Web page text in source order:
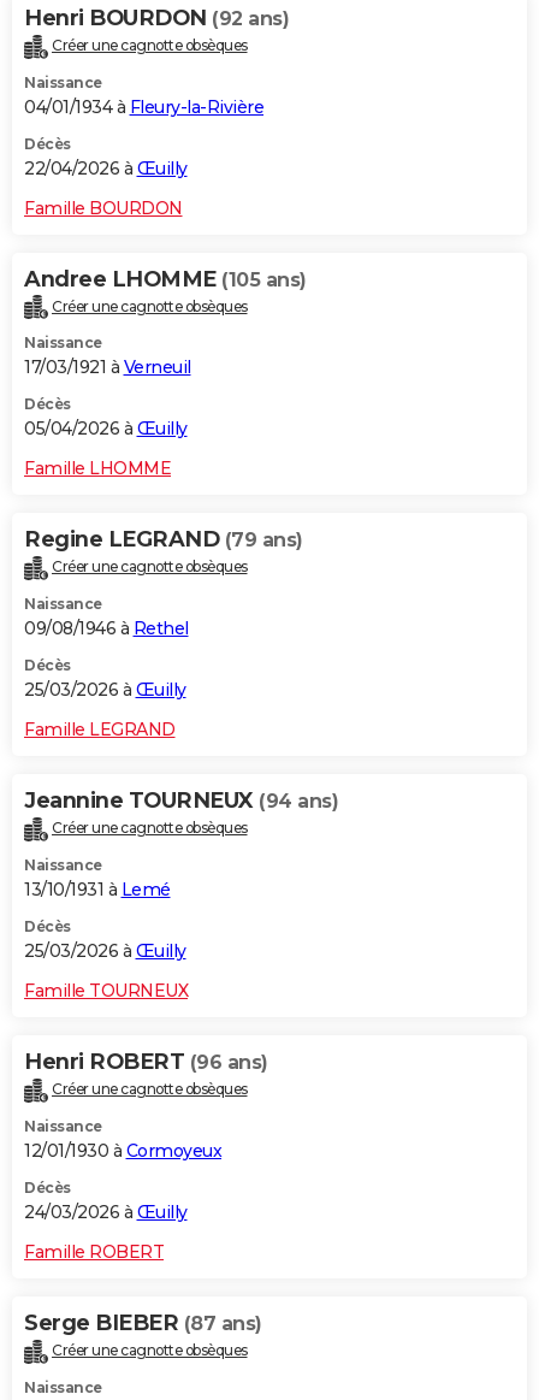
Henri BOURDON (92 ans)
Créer une cagnotte obsèques
Naissance
04/01/1934 à Fleury-la-Rivière
Décès
22/04/2026 à Œuilly
Famille BOURDON
Andree LHOMME (105 ans)
Créer une cagnotte obsèques
Naissance
17/03/1921 à Verneuil
Décès
05/04/2026 à Œuilly
Famille LHOMME
Regine LEGRAND (79 ans)
Créer une cagnotte obsèques
Naissance
09/08/1946 à Rethel
Décès
25/03/2026 à Œuilly
Famille LEGRAND
Jeannine TOURNEUX (94 ans)
Créer une cagnotte obsèques
Naissance
13/10/1931 à Lemé
Décès
25/03/2026 à Œuilly
Famille TOURNEUX
Henri ROBERT (96 ans)
Créer une cagnotte obsèques
Naissance
12/01/1930 à Cormoyeux
Décès
24/03/2026 à Œuilly
Famille ROBERT
Serge BIEBER (87 ans)
Créer une cagnotte obsèques
Naissance